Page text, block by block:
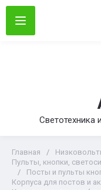
Светотехника
Главная /
Пульты, кнопки,
/
Посты и пульты
Корпуса для постов и